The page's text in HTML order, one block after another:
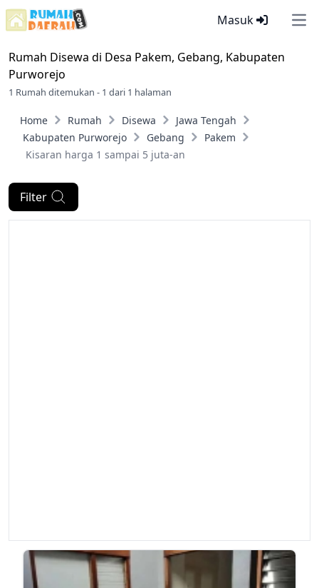
Masuk
Rumah Disewa di Desa Pakem, Gebang, Kabupaten
Purworejo
1 Rumah ditemukan - 1 dari 1 halaman
Home Rumah Disewa
Jawa Tengah
Kabupaten Purworejo
Gebang
Pakem
Kisaran harga 1 sampai 5 juta-an
Filter